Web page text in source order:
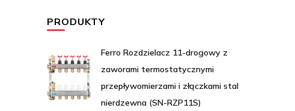
PRODUKTY
Ferro Rozdzielacz 11-drogowy z
zaworami termostatycznymi
przepływomierzami i złączkami stal
nierdzewna (SN-RZP11S)